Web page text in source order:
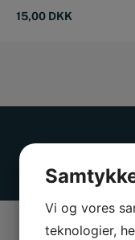
15,00 DKK
Vi og vores
teknologier,